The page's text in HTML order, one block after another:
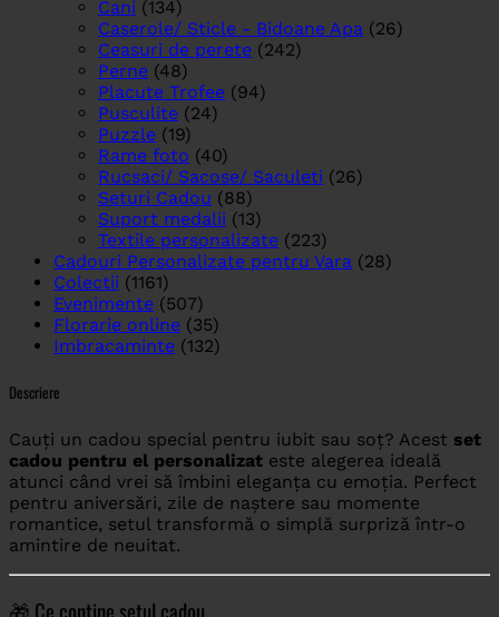
Cani (134)
Caserole/ Sticle - Bidoane Apa (26)
Ceasuri de perete (242)
Perne (48)
Placute Trofee (94)
Pusculite (24)
Puzzle (19)
Rame foto (40)
Rucsaci/ Sacose/ Saculeti (26)
Seturi Cadou (88)
Suport medalii (13)
Textile personalizate (223)
Cadouri Personalizate pentru Vara (28)
Colectii (1161)
Evenimente (507)
Florarie online (35)
Imbracaminte (132)
Descriere
Cauți un cadou special pentru iubit sau soț? Acest set
cadou pentru el personalizat este alegerea ideală
atunci când vrei să îmbini eleganța cu emoția. Perfect
pentru aniversări, zile de naștere sau momente
romantice, setul transformă o simplă surpriză într-o
amintire de neuitat.